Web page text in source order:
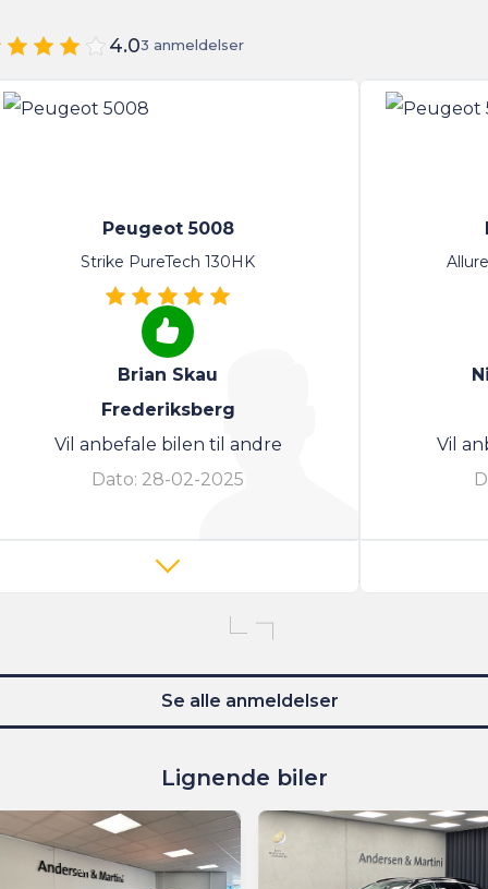
4.03 anmeldelser
Peugeot 5008
Strike PureTech 130HK
Brian Skau
Frederiksberg
Vil anbefale bilen til andre
Dato: 28-02-2025
Vil
Se alle anmeldelser
Lignende biler